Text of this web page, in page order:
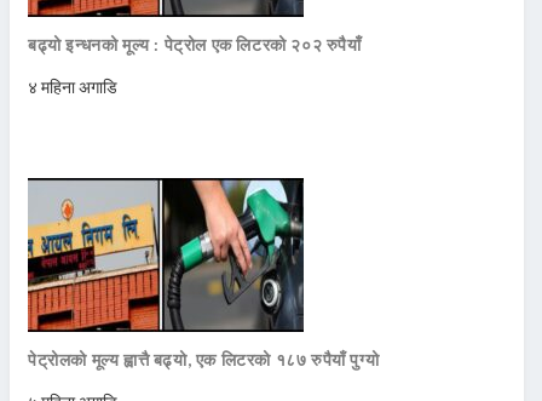
बढ्यो इन्धनको मूल्य : पेट्रोल एक लिटरको २०२ रुपैयाँ
४ महिना अगाडि
पेट्रोलको मूल्य ह्वात्तै बढ्यो, एक लिटरको १८७ रुपैयाँ पुग्यो